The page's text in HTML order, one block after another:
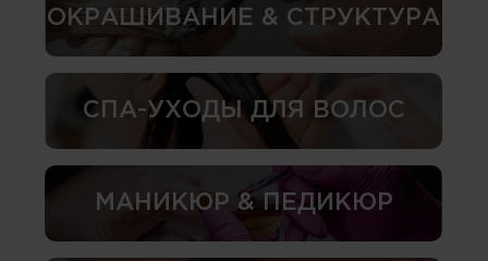
ОКРАШИВАНИЕ & СТРУКТУРА
СПА-УХОДЫ ДЛЯ ВОЛОС
МАНИКЮР & ПЕДИКЮР